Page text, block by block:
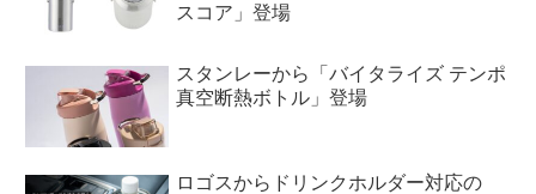
スコア」登場
スタンレーから「バイタライズ テンポ
真空断熱ボトル」登場
ロゴスからドリンクホルダー対応の